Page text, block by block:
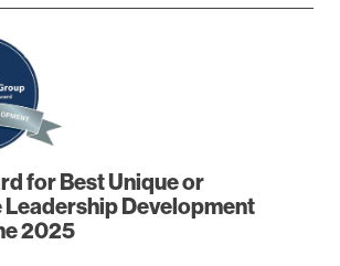
for Best Unique or
Leadership Development
2025